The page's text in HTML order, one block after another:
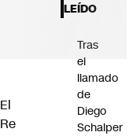
El
Re
LEÍDO
Tras
el
llamado
de
Diego
Schalper